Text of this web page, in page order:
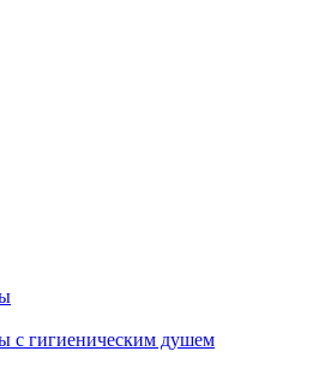
с гигиеническим душем